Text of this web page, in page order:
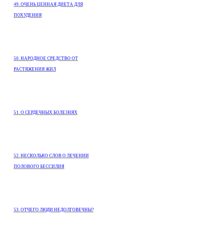
49. ОЧЕНЬ ЦЕННАЯ ДИЕТА ДЛЯ
ПОХУДЕНИЯ
50. НАРОДНОЕ СРЕДСТВО ОТ
РАСТЯЖЕНИЯ ЖИЛ
51. О СЕРДЕЧНЫХ БОЛЕЗНЯХ
52. НЕСКОЛЬКО СЛОВ О ЛЕЧЕНИИ
ПОЛОВОГО БЕССИЛИЯ
53. ОТЧЕГО ЛЮДИ НЕДОЛГОВЕЧНЫ?